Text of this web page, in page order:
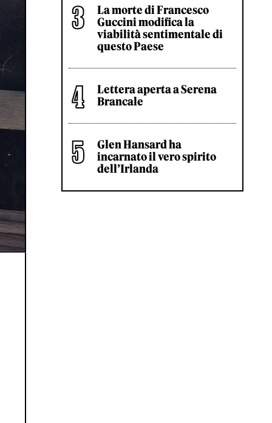
La morte di Francesco
Guccini modifica la
viabilità sentimentale di
questo Paese
Lettera aperta a Serena
Brancale
Glen Hansard ha
incarnato il vero spirito
dell’Irlanda